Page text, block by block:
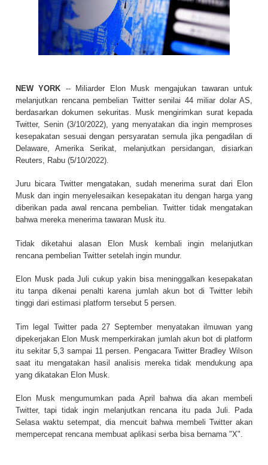
NEW YORK -- Miliarder Elon Musk mengajukan tawaran untuk
melanjutkan rencana pembelian Twitter senilai 44 miliar dolar AS,
berdasarkan dokumen sekuritas. Musk mengirimkan surat kepada
Twitter, Senin (3/10/2022), yang menyatakan dia ingin memproses
kesepakatan sesuai dengan persyaratan semula jika pengadilan di
Delaware, Amerika Serikat, melanjutkan persidangan, disiarkan
Reuters, Rabu (5/10/2022).
Juru bicara Twitter mengatakan, sudah menerima surat dari Elon
Musk dan ingin menyelesaikan kesepakatan itu dengan harga yang
diberikan pada awal rencana pembelian. Twitter tidak mengatakan
bahwa mereka menerima tawaran Musk itu.
Tidak diketahui alasan Elon Musk kembali ingin melanjutkan
rencana pembelian Twitter setelah ingin mundur.
Elon Musk pada Juli cukup yakin bisa meninggalkan kesepakatan
itu tanpa dikenai penalti karena jumlah akun bot di Twitter lebih
tinggi dari estimasi platform tersebut 5 persen.
Tim legal Twitter pada 27 September menyatakan ilmuwan yang
dipekerjakan Elon Musk memperkirakan jumlah akun bot di platform
itu sekitar 5,3 sampai 11 persen. Pengacara Twitter Bradley Wilson
saat itu mengatakan hasil analisis mereka tidak mendukung apa
yang dikatakan Elon Musk.
Elon Musk mengumumkan pada April bahwa dia akan membeli
Twitter, tapi tidak ingin melanjutkan rencana itu pada Juli. Pada
Selasa waktu setempat, dia mencuit bahwa membeli Twitter akan
mempercepat rencana membuat aplikasi serba bisa bernama "X".